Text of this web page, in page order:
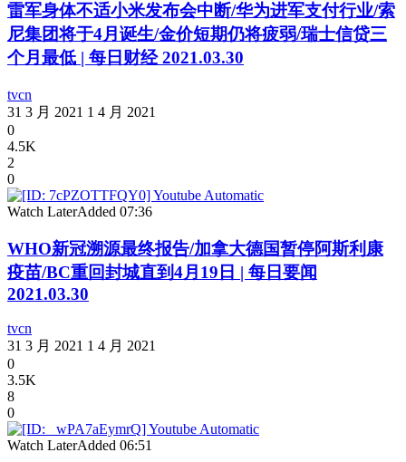
雷军身体不适小米发布会中断/华为进军支付行业/索
尼集团将于4月诞生/金价短期仍将疲弱/瑞士信贷三
个月最低 | 每日财经 2021.03.30
tvcn
31 3 月 2021 1 4 月 2021
0
4.5K
2
0
Watch LaterAdded 07:36
WHO新冠溯源最终报告/加拿大德国暂停阿斯利康
疫苗/BC重回封城直到4月19日 | 每日要闻
2021.03.30
tvcn
31 3 月 2021 1 4 月 2021
0
3.5K
8
0
Watch LaterAdded 06:51